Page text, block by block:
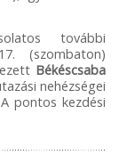
további
(szombaton)
Békéscsaba
nehézségei
pontos kezdési